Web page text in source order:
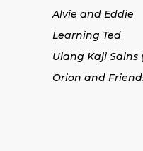
Alvie and Eddie
Learning Ted
Ulang Kaji Sains
Orion and